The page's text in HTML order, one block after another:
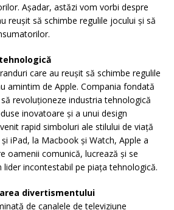
Așadar, astăzi vom vorbi despre
reușit să schimbe regulile jocului și să
care au reușit să schimbe regulile
amintim de Apple. Compania fondată
revoluționeze industria tehnologică
inovatoare și a unui design
rapid simboluri ale stilului de viață
iPad, la Macbook și Watch, Apple a
oamenii comunică, lucrează și se
lider incontestabil pe piața tehnologică.
divertismentului
de canalele de televiziune